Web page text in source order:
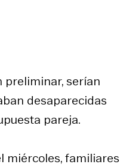
preliminar, serían
desaparecidas
pareja.
miércoles, familiares